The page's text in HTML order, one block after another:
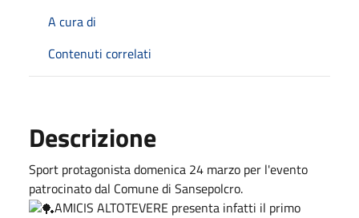
A cura di
Contenuti correlati
Descrizione
Sport protagonista domenica 24 marzo per l'evento
patrocinato dal Comune di Sansepolcro.
AMICIS ALTOTEVERE presenta infatti il primo